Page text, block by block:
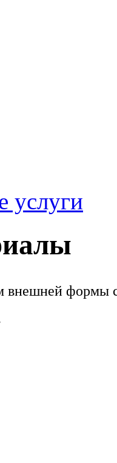
услуги
внешней формы